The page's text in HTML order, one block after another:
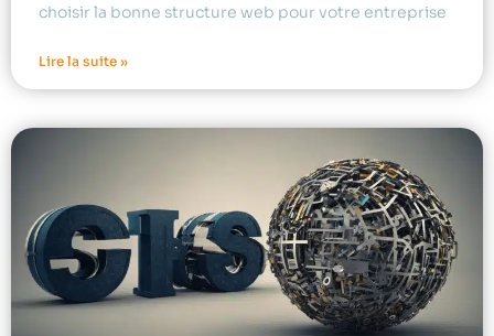
choisir la bonne structure web pour votre entreprise
Lire la suite »